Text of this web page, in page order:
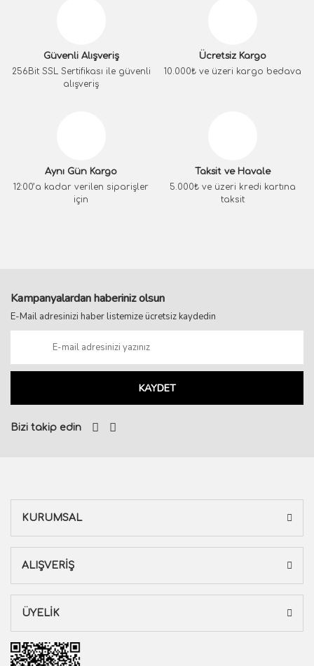
Güvenli Alışveriş
256Bit SSL Sertifikası ile güvenli
alışveriş
Ücretsiz Kargo
10.000₺ ve üzeri kargo bedava
Aynı Gün Kargo
12:00’a kadar verilen siparişler
için
Taksit ve Havale
5.000₺ ve üzeri kredi kartına
taksit
Kampanyalardan haberiniz olsun
E-Mail adresinizi haber listemize ücretsiz kaydedin
KAYDET
Bizi takip edin
KURUMSAL
ALIŞVERİŞ
ÜYELİK